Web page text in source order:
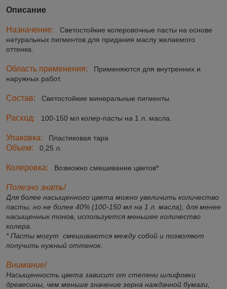
Описание
Назначение: Светостойкие колеровочные пасты на основе
натуральных пигментов для придания маслу желаемого
оттенка.
Область применения:
Применяются для внутренних и
наружных работ.
Состав: Светостойкие минеральные пигменты.
Расход: 100-150 мл колер-пасты на 1 л. масла.
Упаковка: Пластиковая тара
Объем: 0,25 л.
Колеровка: Возможно смешивание цветов*
Полезно знать!
Для более насыщенного цвета можно увеличить количество
пасты, но не более 40% (100-150 мл на 1 л. масла), для менее
насыщенных тонов, используется меньшее количество
колера.
* Пасты могут смешиваются между собой и позволяют
получить нужный оттенок.
Внимание!
Насыщенность цвета зависит от степени шлифовки
древесины, чем меньше значение зерна наждачной бумаги,